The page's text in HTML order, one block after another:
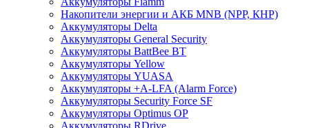
Накопители энергии и АКБ MNB (NPP, КНР)
Аккумуляторы Delta
Аккумуляторы General Security
Аккумуляторы BattBee BT
Аккумуляторы Yellow
Аккумуляторы YUASA
Аккумуляторы +A-LFA (Alarm Force)
Аккумуляторы Security Force SF
Аккумуляторы Optimus OP
Аккумуляторы RDrive